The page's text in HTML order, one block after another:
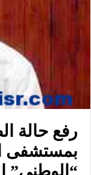
رفع حالة
بمستشفى
“الوطني”